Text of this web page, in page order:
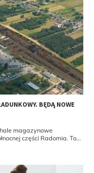
BĘDĄ NOWE
magazynowe
części Radomia. To...